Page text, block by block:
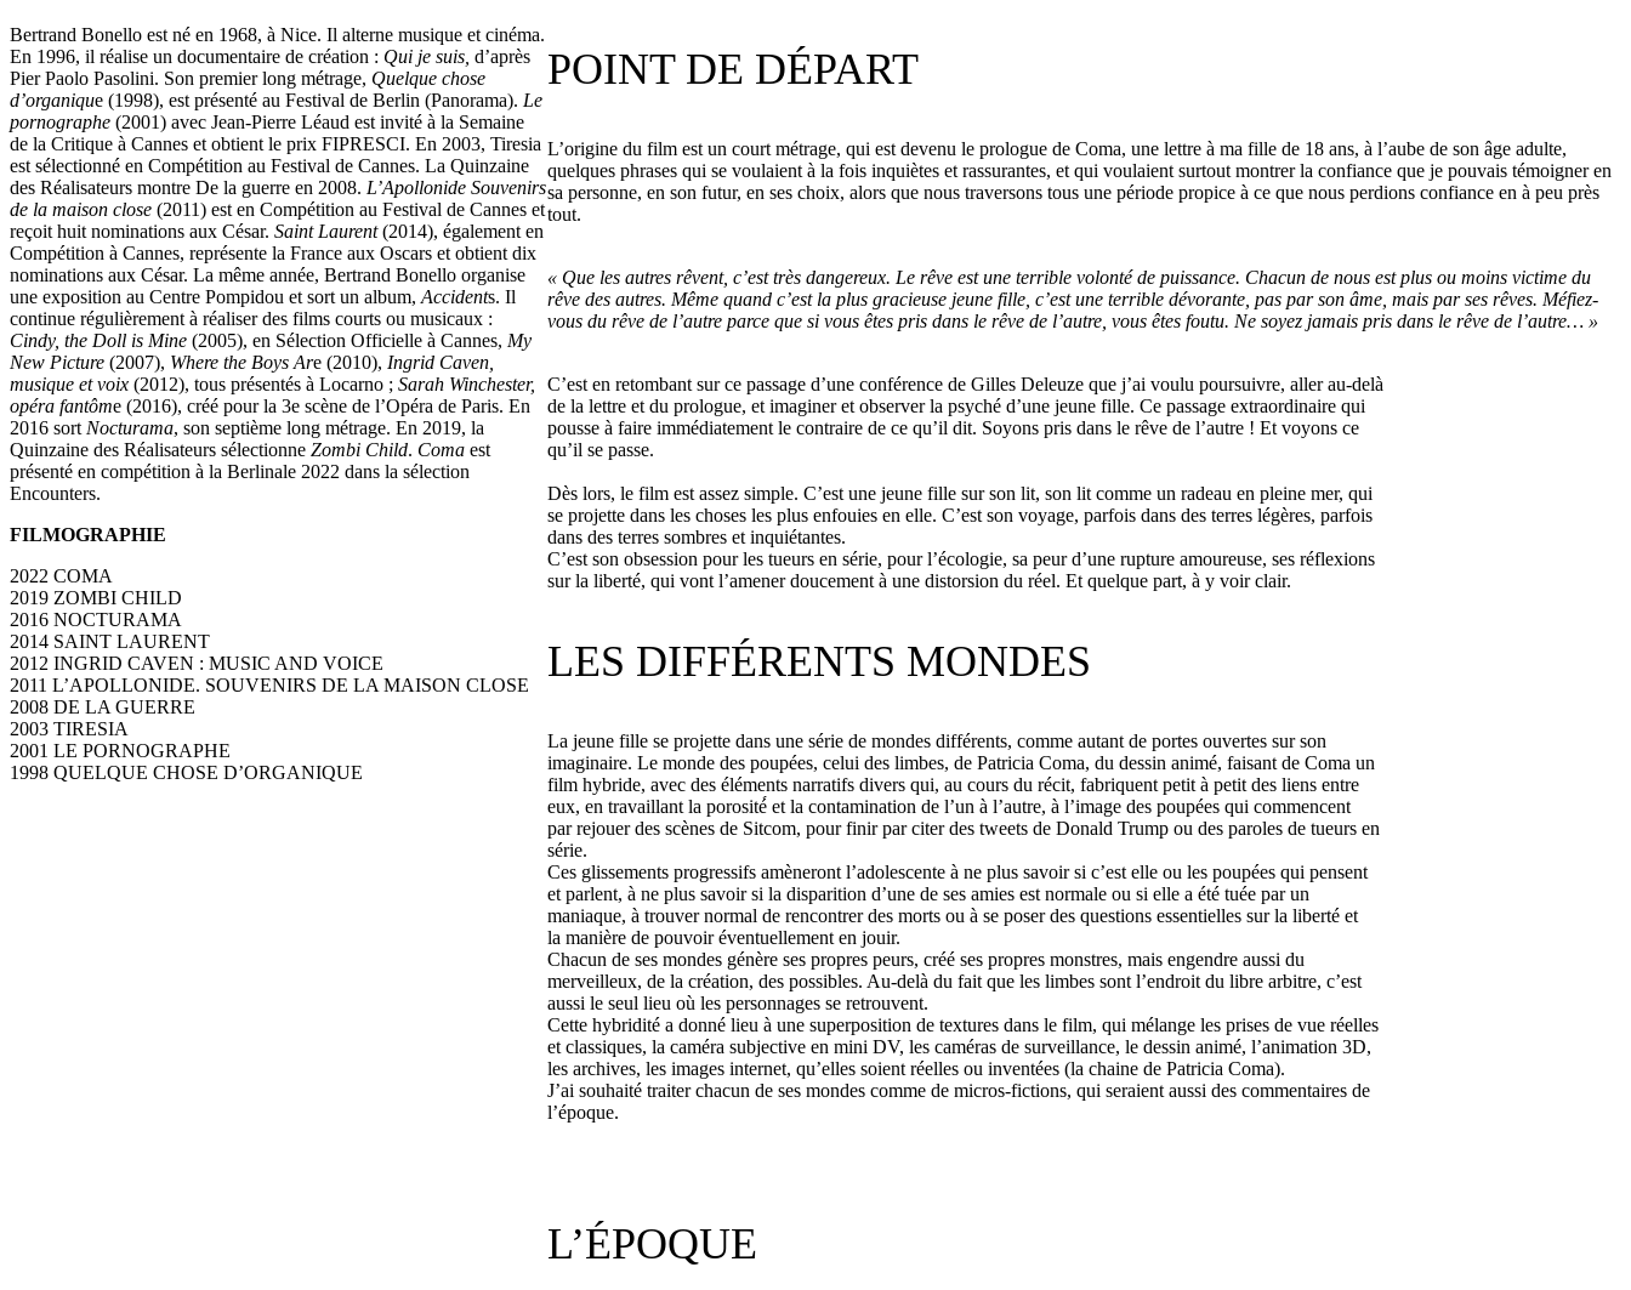
Bertrand Bonello est né en 1968, à Nice. Il alterne musique et cinéma.
En 1996, il réalise un documentaire de création : Qui je suis, d’après
Pier Paolo Pasolini. Son premier long métrage, Quelque chose
d’organique (1998), est présenté au Festival de Berlin (Panorama). Le
pornographe (2001) avec Jean-Pierre Léaud est invité à la Semaine
de la Critique à Cannes et obtient le prix FIPRESCI. En 2003, Tiresia
est sélectionné en Compétition au Festival de Cannes. La Quinzaine
des Réalisateurs montre De la guerre en 2008. L’Apollonide Souvenirs
de la maison close (2011) est en Compétition au Festival de Cannes et
reçoit huit nominations aux César. Saint Laurent(2014), également en
Compétition à Cannes, représente la France aux Oscars et obtient dix
nominations aux César. La même année, Bertrand Bonello organise
une exposition au Centre Pompidou et sort un album, Accidents. Il
continue régulièrement à réaliser des films courts ou musicaux :
Cindy, the Doll is Mine (2005), en Sélection Officielle à Cannes, My
New Picture (2007), Where the Boys Are (2010), Ingrid Caven,
musique et voix (2012), tous présentés à Locarno ; Sarah Winchester,
opéra fantôme (2016), créé pour la 3e scène de l’Opéra de Paris. En
2016 sort Nocturama, son septième long métrage. En 2019, la
Quinzaine des Réalisateurs sélectionne Zombi Child. Coma est
présenté en compétition à la Berlinale 2022 dans la sélection
Encounters.
FILMOGRAPHIE
2022 COMA
2019 ZOMBI CHILD
2016 NOCTURAMA
2014 SAINT LAURENT
2012 INGRID CAVEN : MUSIC AND VOICE
2011 L’APOLLONIDE. SOUVENIRS DE LA MAISON CLOSE
2008 DE LA GUERRE
2003 TIRESIA
2001 LE PORNOGRAPHE
1998 QUELQUE CHOSE D’ORGANIQUE
POINT DE DÉPART
L’origine du film est un court métrage, qui est devenu le prologue de Coma, une lettre à ma fille de 18 ans, à l’aube de son âge adulte,
quelques phrases qui se voulaient à la fois inquiètes et rassurantes, et qui voulaient surtout montrer la confiance que je pouvais témoigner en
sa personne, en son futur, en ses choix, alors que nous traversons tous une période propice à ce que nous perdions confiance en à peu près
tout.
« Que les autres rêvent, c’est très dangereux. Le rêve est une terrible volonté de puissance. Chacun de nous est plus ou moins victime du
rêve des autres. Même quand c’est la plus gracieuse jeune fille, c’est une terrible dévorante, pas par son âme, mais par ses rêves. Méfiez-
vous du rêve de l’autre parce que si vous êtes pris dans le rêve de l’autre, vous êtes foutu. Ne soyez jamais pris dans le rêve de l’autre… »
C’est en retombant sur ce passage d’une conférence de Gilles Deleuze que j’ai voulu poursuivre, aller au-delà
de la lettre et du prologue, et imaginer et observer la psyché d’une jeune fille. Ce passage extraordinaire qui
pousse à faire immédiatement le contraire de ce qu’il dit. Soyons pris dans le rêve de l’autre ! Et voyons ce
qu’il se passe.
Dès lors, le film est assez simple. C’est une jeune fille sur son lit, son lit comme un radeau en pleine mer, qui
se projette dans les choses les plus enfouies en elle. C’est son voyage, parfois dans des terres légères, parfois
dans des terres sombres et inquiétantes.
C’est son obsession pour les tueurs en série, pour l’écologie, sa peur d’une rupture amoureuse, ses réflexions
sur la liberté, qui vont l’amener doucement à une distorsion du réel. Et quelque part, à y voir clair.
LES DIFFÉRENTS MONDES
La jeune fille se projette dans une série de mondes différents, comme autant de portes ouvertes sur son
imaginaire. Le monde des poupées, celui des limbes, de Patricia Coma, du dessin animé, faisant de Coma un
film hybride, avec des éléments narratifs divers qui, au cours du récit, fabriquent petit à petit des liens entre
eux, en travaillant la porosité́ et la contamination de l’un à l’autre, à l’image des poupées qui commencent
par rejouer des scènes de Sitcom, pour finir par citer des tweets de Donald Trump ou des paroles de tueurs en
série.
Ces glissements progressifs amèneront l’adolescente à ne plus savoir si c’est elle ou les poupées qui pensent
et parlent, à ne plus savoir si la disparition d’une de ses amies est normale ou si elle a été tuée par un
maniaque, à trouver normal de rencontrer des morts ou à se poser des questions essentielles sur la liberté et
la manière de pouvoir éventuellement en jouir.
Chacun de ses mondes génère ses propres peurs, créé ses propres monstres, mais engendre aussi du
merveilleux, de la création, des possibles. Au-delà du fait que les limbes sont l’endroit du libre arbitre, c’est
aussi le seul lieu où les personnages se retrouvent.
Cette hybridité a donné lieu à une superposition de textures dans le film, qui mélange les prises de vue réelles
et classiques, la caméra subjective en mini DV, les caméras de surveillance, le dessin animé, l’animation 3D,
les archives, les images internet, qu’elles soient réelles ou inventées (la chaine de Patricia Coma).
J’ai souhaité traiter chacun de ses mondes comme de micros-fictions, qui seraient aussi des commentaires de
l’époque.
L’ÉPOQUE